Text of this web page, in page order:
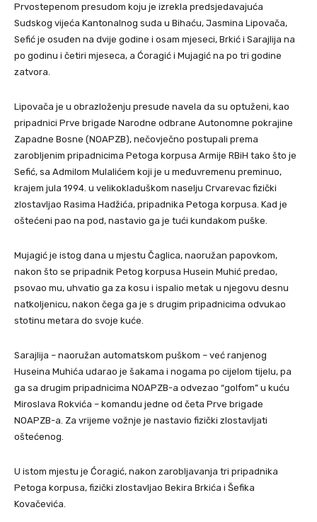
Prvostepenom presudom koju je izrekla predsjedavajuća
Sudskog vijeća Kantonalnog suda u Bihaću, Jasmina Lipovača,
Sefić je osuđen na dvije godine i osam mjeseci, Brkić i Sarajlija na
po godinu i četiri mjeseca, a Ćoragić i Mujagić na po tri godine
zatvora.
Lipovača je u obrazloženju presude navela da su optuženi, kao
pripadnici Prve brigade Narodne odbrane Autonomne pokrajine
Zapadne Bosne (NOAPZB), nečovječno postupali prema
zarobljenim pripadnicima Petoga korpusa Armije RBiH tako što je
Sefić, sa Admilom Mulalićem koji je u međuvremenu preminuo,
krajem jula 1994. u velikokladuškom naselju Crvarevac fizički
zlostavljao Rasima Hadžića, pripadnika Petoga korpusa. Kad je
oštećeni pao na pod, nastavio ga je tući kundakom puške.
Mujagić je istog dana u mjestu Čaglica, naoružan papovkom,
nakon što se pripadnik Petog korpusa Husein Muhić predao,
psovao mu, uhvatio ga za kosu i ispalio metak u njegovu desnu
natkoljenicu, nakon čega ga je s drugim pripadnicima odvukao
stotinu metara do svoje kuće.
Sarajlija – naoružan automatskom puškom – već ranjenog
Huseina Muhića udarao je šakama i nogama po cijelom tijelu, pa
ga sa drugim pripadnicima NOAPZB-a odvezao “golfom” u kuću
Miroslava Rokvića – komandu jedne od četa Prve brigade
NOAPZB-a. Za vrijeme vožnje je nastavio fizički zlostavljati
oštećenog.
U istom mjestu je Ćoragić, nakon zarobljavanja tri pripadnika
Petoga korpusa, fizički zlostavljao Bekira Brkića i Šefika
Kovačevića.